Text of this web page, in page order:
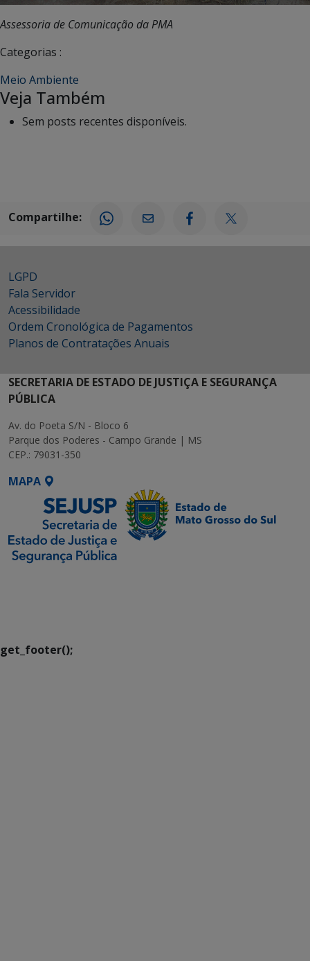
Assessoria de Comunicação da PMA
Categorias :
Meio Ambiente
Veja Também
Sem posts recentes disponíveis.
Compartilhe:
LGPD
Fala Servidor
Acessibilidade
Ordem Cronológica de Pagamentos
Planos de Contratações Anuais
SECRETARIA DE ESTADO DE JUSTIÇA E SEGURANÇA
PÚBLICA
Av. do Poeta S/N - Bloco 6
Parque dos Poderes - Campo Grande | MS
CEP.: 79031-350
MAPA
get_footer();